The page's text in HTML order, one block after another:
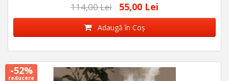
114,00 Lei 55,00 Lei
Adaugă în Coş
-52%
reducere